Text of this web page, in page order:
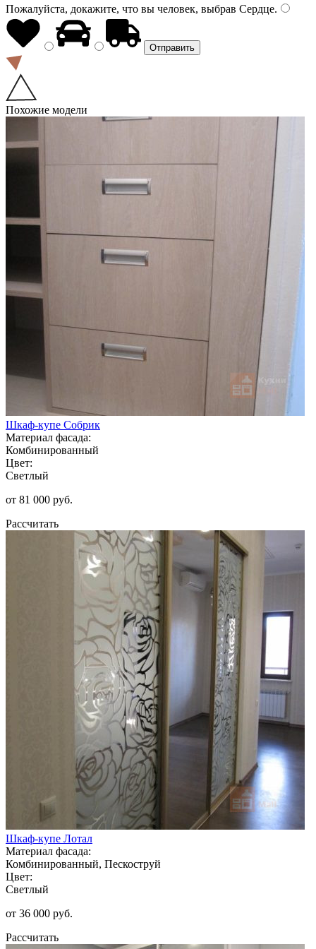
Пожалуйста, докажите, что вы человек, выбрав Сердце.
Похожие модели
Шкаф-купе Собрик
Материал фасада:
Комбинированный
Цвет:
Светлый
от 81 000 руб.
Рассчитать
Шкаф-купе Лотал
Материал фасада:
Комбинированный, Пескоструй
Цвет:
Светлый
от 36 000 руб.
Рассчитать